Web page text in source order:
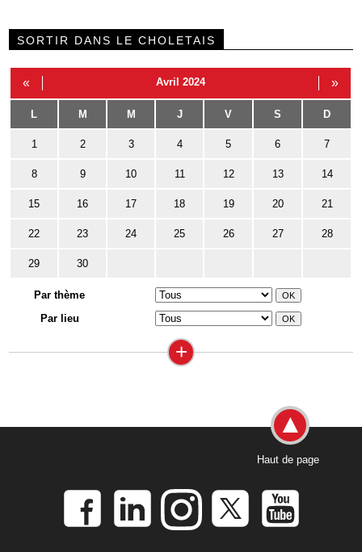
SORTIR DANS LE CHOLETAIS
« Avril 2024 »
L M M J V S D
1 2 3 4 5 6 7
8 9 10 11 12 13 14
15 16 17 18 19 20 21
22 23 24 25 26 27 28
29 30
Par thème
Par lieu
+
Haut de page